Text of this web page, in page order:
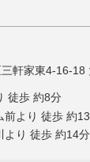
軒家東4-16-18
徒歩 約8分
前より 徒歩 約
より 徒歩 約14分